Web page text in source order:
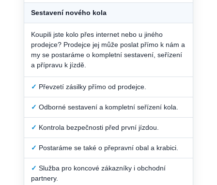
Sestavení nového kola
Koupili jste kolo přes internet nebo u jiného
prodejce? Prodejce jej může poslat přímo k nám a
my se postaráme o kompletní sestavení, seřízení
a přípravu k jízdě.
✓ Převzetí zásilky přímo od prodejce.
✓ Odborné sestavení a kompletní seřízení kola.
✓ Kontrola bezpečnosti před první jízdou.
✓ Postaráme se také o přepravní obal a krabici.
✓ Služba pro koncové zákazníky i obchodní
partnery.